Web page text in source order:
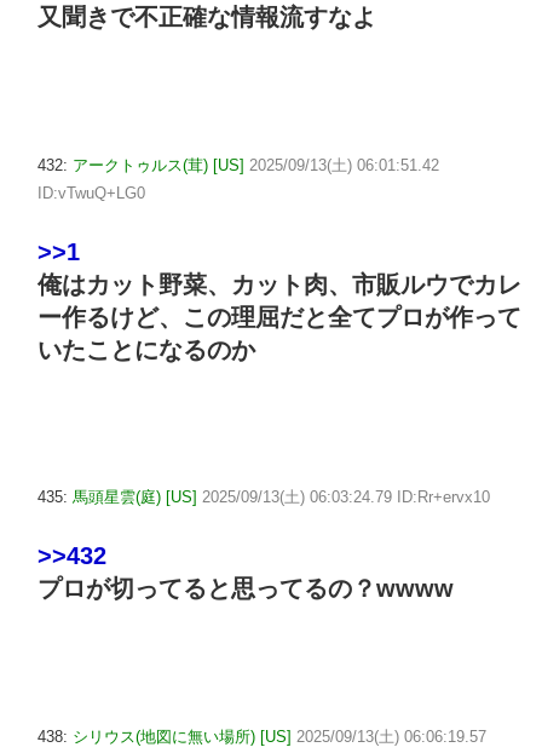
又聞きで不正確な情報流すなよ
432: アークトゥルス(茸) [US] 2025/09/13(土) 06:01:51.42
ID:vTwuQ+LG0
>>1
俺はカット野菜、カット肉、市販ルウでカレ
ー作るけど、この理屈だと全てプロが作って
いたことになるのか
435: 馬頭星雲(庭) [US] 2025/09/13(土) 06:03:24.79 ID:Rr+ervx10
>>432
プロが切ってると思ってるの？wwww
438: シリウス(地図に無い場所) [US] 2025/09/13(土) 06:06:19.57